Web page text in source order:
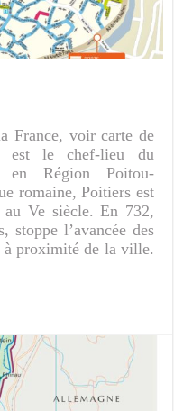
France, voir carte de
est le chef-lieu du
en Région Poitou-
romaine, Poitiers est
Ve siècle. En 732,
stoppe l’avancée des
à proximité de la ville.